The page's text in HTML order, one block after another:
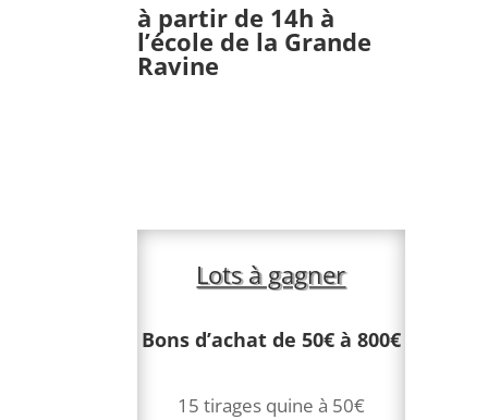
à partir de 14h à
l’école de la Grande
Ravine
Lots à gagner
Bons d’achat de 50€ à 800€
15 tirages quine à 50€